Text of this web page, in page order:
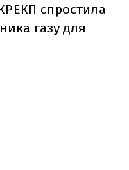
спростила
газу для